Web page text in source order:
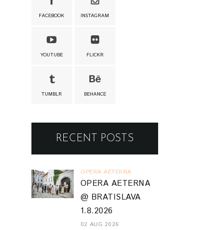
FACEBOOK INSTAGRAM
YOUTUBE FLICKR
TUMBLR BEHANCE
RECENT POSTS
OPERA AETERNA
OPERA AETERNA
@ BRATISLAVA
1.8.2026
02 AUG 2026